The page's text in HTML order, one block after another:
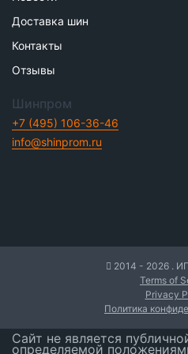
Доставка шин
Контакты
Отзывы
Шинпром
+7 (495) 106-36-46
info@shinprom.ru
2014 - 2026 .
Terms of
Privacy
Политика
Сайт не является
определяемой